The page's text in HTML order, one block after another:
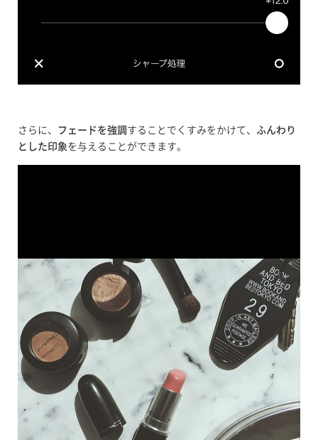
さらに、 フェードを強調 することでくすみをかけて、 ふんわり
とした印象を与えることができます。